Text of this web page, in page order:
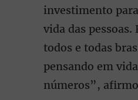
investimento
vida das
todos e todas
pensando em
números”,